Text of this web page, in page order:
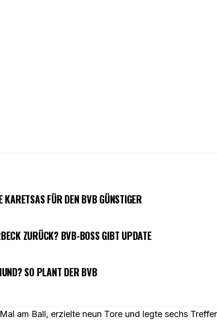
FÜR DEN BVB GÜNSTIGER
ZURÜCK? BVB-BOSS GIBT UPDATE
SO PLANT DER BVB
am Ball, erzielte neun Tore und legte sechs Treffer